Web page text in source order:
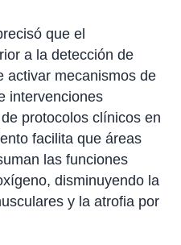
que el
a la detección de
activar mecanismos de
intervenciones
protocolos clínicos en
facilita que áreas
las funciones
disminuyendo la
y la atrofia por